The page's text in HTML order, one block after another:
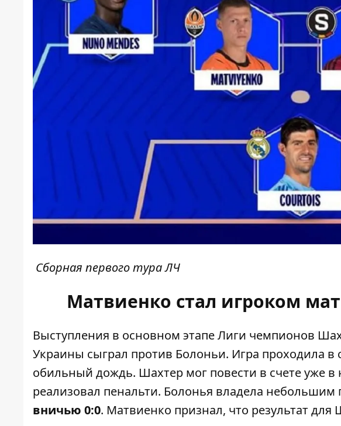
Сборная первого тура ЛЧ
Матвиенко стал игроком
Выступления в основном этапе Лиги чемпионов
Украины сыграл против Болоньи. Игра проходила
обильный дождь. Шахтер мог повести в счете уже в
реализовал пенальти. Болонья владела
вничью 0:0. Матвиенко признал, что результат